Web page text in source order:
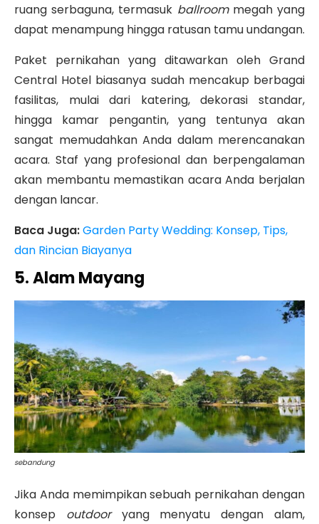
ruang serbaguna, termasuk ballroommegah yang
dapat menampung hingga ratusan tamu undangan.
Paket pernikahan yang ditawarkan oleh Grand
Central Hotel biasanya sudah mencakup berbagai
fasilitas, mulai dari katering, dekorasi standar,
hingga kamar pengantin, yang tentunya akan
sangat memudahkan Anda dalam merencanakan
acara. Staf yang profesional dan berpengalaman
akan membantu memastikan acara Anda berjalan
dengan lancar.
Baca Juga:Garden Party Wedding: Konsep, Tips,
dan Rincian Biayanya
5. Alam Mayang
sebandung
Jika Anda memimpikan sebuah pernikahan dengan
konsep outdooryang menyatu dengan alam,